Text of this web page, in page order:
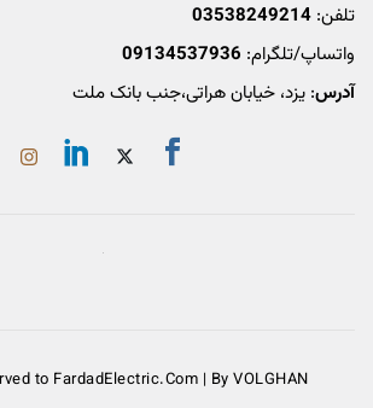
تلفن: 03538249214
واتساپ/تلگرام: 09134537936
آدرس: یزد، خیابان هراتی،جنب بانک ملت
to FardadElectric.Com | By VOLGHAN